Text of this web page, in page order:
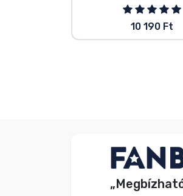
10 190 Ft